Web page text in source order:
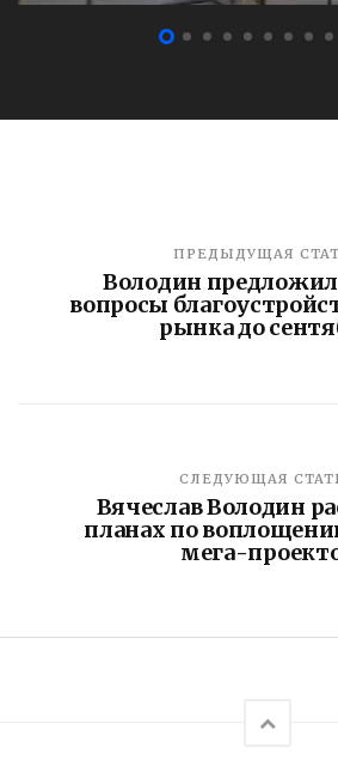
ПРЕДЫДУЩАЯ
Володин
вопросы
рынка до
СЛЕДУЮЩАЯ
Вячеслав Володин
планах по
мега-